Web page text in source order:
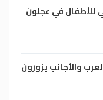
للأطفال في عجلون
والأجانب يزورون